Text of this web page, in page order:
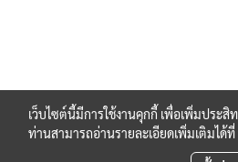
เว็บไซต์นี้มีการใช้งานคุกกี้ เพื่อเพิ่มประ
ท่านสามารถอ่านรายละเอียดเพิ่มเติมได้ที่